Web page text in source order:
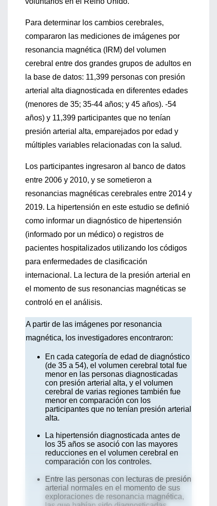
Para determinar los cambios cerebrales,
compararon las mediciones de imágenes por
resonancia magnética (IRM) del volumen
cerebral entre dos grandes grupos de adultos en
la base de datos: 11,399 personas con presión
arterial alta diagnosticada en diferentes edades
(menores de 35; 35-44 años; y 45 años). -54
años) y 11,399 participantes que no tenían
presión arterial alta, emparejados por edad y
múltiples variables relacionadas con la salud.
Los participantes ingresaron al banco de datos
entre 2006 y 2010, y se sometieron a
resonancias magnéticas cerebrales entre 2014 y
2019. La hipertensión en este estudio se definió
como informar un diagnóstico de hipertensión
(informado por un médico) o registros de
pacientes hospitalizados utilizando los códigos
para enfermedades de clasificación
internacional. La lectura de la presión arterial en
el momento de sus resonancias magnéticas se
controló en el análisis.
A partir de las imágenes por resonancia
magnética, los investigadores encontraron:
En cada categoría de edad de diagnóstico
(de 35 a 54), el volumen cerebral total fue
menor en las personas diagnosticadas
con presión arterial alta, y el volumen
cerebral de varias regiones también fue
menor en comparación con los
participantes que no tenían presión arterial
alta.
La hipertensión diagnosticada antes de
los 35 años se asoció con las mayores
reducciones en el volumen cerebral en
comparación con los controles.
Entre las personas con lecturas de presión
arterial normales en el momento de sus
exploraciones de resonancia magnética,